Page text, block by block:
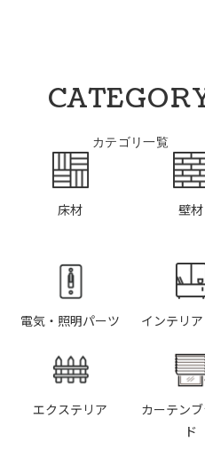
カテゴリ一覧
床材 壁材
電気・照明パーツ インテリ
エクステリア
カーテン
ド